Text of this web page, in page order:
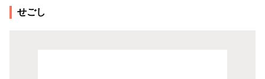
せごし